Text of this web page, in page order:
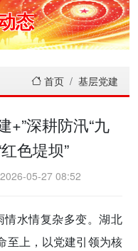
态
论
音
首页 基层党建
+”深耕防汛“九
色堤坝”
05-27 08:52
情水情复杂多变。湖北
至上，以党建引领为核